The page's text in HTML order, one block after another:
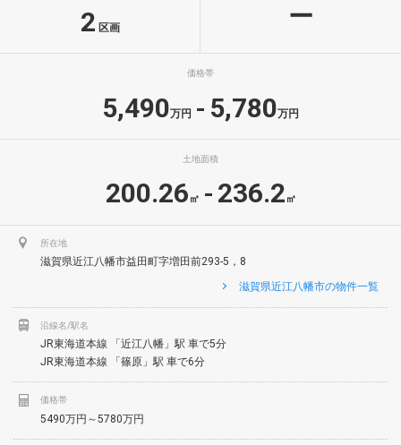
2 区画 ー
価格帯
5,490万円 - 5,780万円
土地面積
200.26 ㎡ - 236.2 ㎡
所在地
滋賀県近江八幡市益田町字増田前293-5，8
滋賀県近江八幡市の物件一覧
沿線名/駅名
JR東海道本線 「近江八幡」駅 車で5分
JR東海道本線 「篠原」駅 車で6分
価格帯
5490万円～5780万円